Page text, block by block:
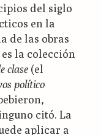
del siglo
en la
de las obras
la colección
clase (el
político
citó. La
aplicar a